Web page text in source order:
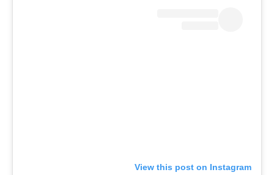
View this post on Instagram